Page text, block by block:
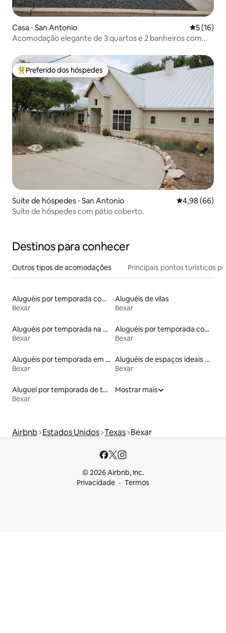
Casa ⋅ San Antonio 5 de uma
5 (16)
Acomodação elegante de 3 quartos e 2 banheiros com
Entre os melhores preferidos dos hóspedes
Preferido dos hóspedes
Suíte de hóspedes ⋅ San Antonio 4,98 de uma
4,98 (66)
Suíte de hóspedes com pátio coberto.
Destinos para conhecer
Outros tipos de acomodações Principais pontos turísticos
Aluguéis por temporada com suítes privativas
Bexar
Aluguéis de vilas
Bexar
Aluguéis por temporada na orla
Bexar
Aluguéis por temporada com banheira de hidromassagem
Bexar
Aluguéis por temporada em resorts
Bexar
Aluguéis de espaços ideais para famílias
Bexar
Aluguel por temporada de townhouses
Bexar
Mostrar mais
Airbnb Estados Unidos Texas Bexar
© 2026 Airbnb, Inc.
Privacidade
Termos